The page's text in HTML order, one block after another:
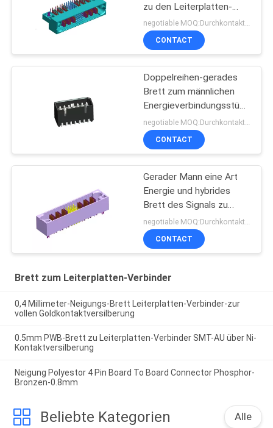
zu den Leiterplatten-
Verbindern berichtigen
Engelsmann eine Art BAD
mit Gabeln ROHS
negotiable MOQ:Durchkontaktierung
CONTACT
Doppelreihen-gerades
Brett zum männlichen
Energieverbindungsstück
des Leiterplatten-
Verbinders 1.25mm
negotiable MOQ:Durchkontaktierung
CONTACT
Gerader Mann eine Art
Energie und hybrides
Brett des Signals zu
Leiterplatten-Verbinder
Sn überzogen mit Gabeln
ROHS
CONTACT
Brett zum Leiterplatten-Verbinder
0,4 Millimeter-Neigungs-Brett Leiterplatten-Verbinder-zur
vollen Goldkontaktversilberung
0.5mm PWB-Brett zu Leiterplatten-Verbinder SMT-AU über Ni-
Kontaktversilberung
Neigung Polyestor 4 Pin Board To Board Connector Phosphor-
Bronzen-0.8mm
Beliebte Kategorien Alle